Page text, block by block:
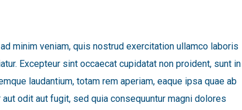
minim veniam, quis nostrud exercitation ullamco laboris
Excepteur sint occaecat cupidatat non proident, sunt in
laudantium, totam rem aperiam, eaque ipsa quae ab
odit aut fugit, sed quia consequuntur magni dolores